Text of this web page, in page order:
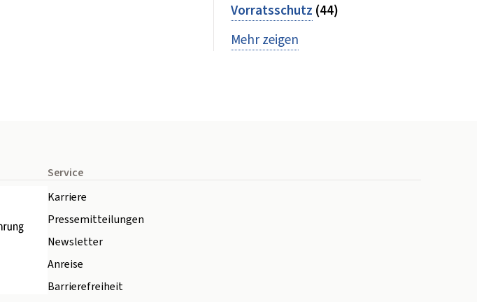
Vorratsschutz (44)
Mehr zeigen
Service
Karriere
Pressemitteilungen
Newsletter
Anreise
Barrierefreiheit